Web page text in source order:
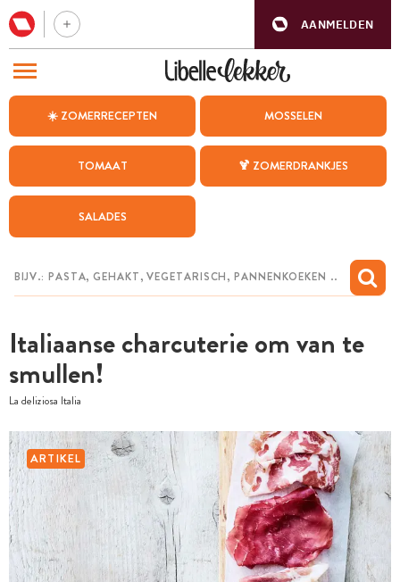
AANMELDEN
☀️ ZOMERRECEPTEN MOSSELEN
TOMAAT 🍹 ZOMERDRANKJES
SALADES
Italiaanse charcuterie om van te
smullen!
La deliziosa Italia
ARTIKEL
BEZOEK ONZE ANDERE WEBSITES
WEEKMENU
CHAT MET MAIA
MIJN BEWAARDE RECEPTEN